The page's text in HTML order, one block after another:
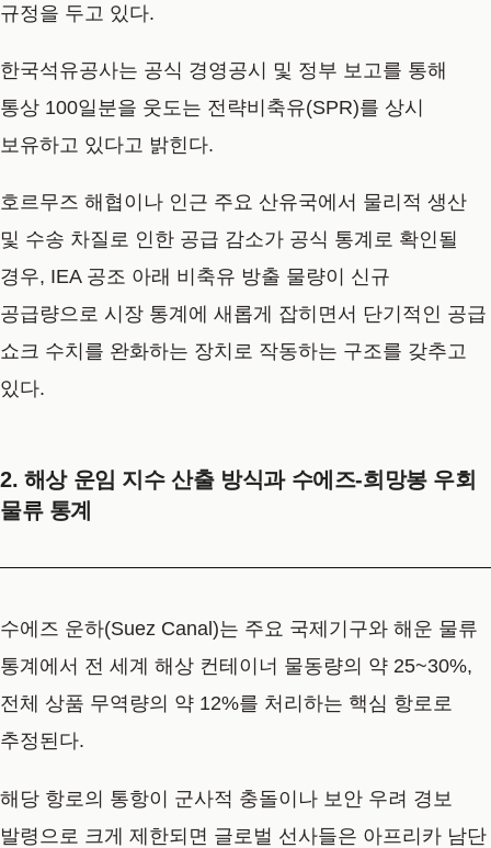
규정을 두고 있다.
한국석유공사는 공식 경영공시 및 정부 보고를 통해
통상 100일분을 웃도는 전략비축유(SPR)를 상시
보유하고 있다고 밝힌다.
호르무즈 해협이나 인근 주요 산유국에서 물리적 생산
및 수송 차질로 인한 공급 감소가 공식 통계로 확인될
경우, IEA 공조 아래 비축유 방출 물량이 신규
공급량으로 시장 통계에 새롭게 잡히면서 단기적인 공급
쇼크 수치를 완화하는 장치로 작동하는 구조를 갖추고
있다.
2. 해상 운임 지수 산출 방식과 수에즈-희망봉 우회
물류 통계
수에즈 운하(Suez Canal)는 주요 국제기구와 해운 물류
통계에서 전 세계 해상 컨테이너 물동량의 약 25~30%,
전체 상품 무역량의 약 12%를 처리하는 핵심 항로로
추정된다.
해당 항로의 통항이 군사적 충돌이나 보안 우려 경보
발령으로 크게 제한되면 글로벌 선사들은 아프리카 남단